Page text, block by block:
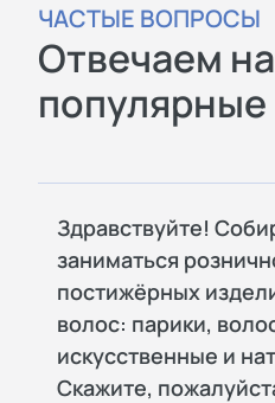
ЧАСТЫЕ ВОПРОСЫ
Отвечаем на
Здравствуйте!
заниматься
постижёрных
волос: парики,
искусственные и
Скажите,